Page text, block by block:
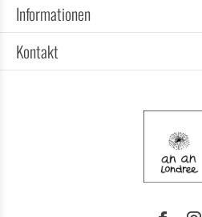
Informationen
Kontakt